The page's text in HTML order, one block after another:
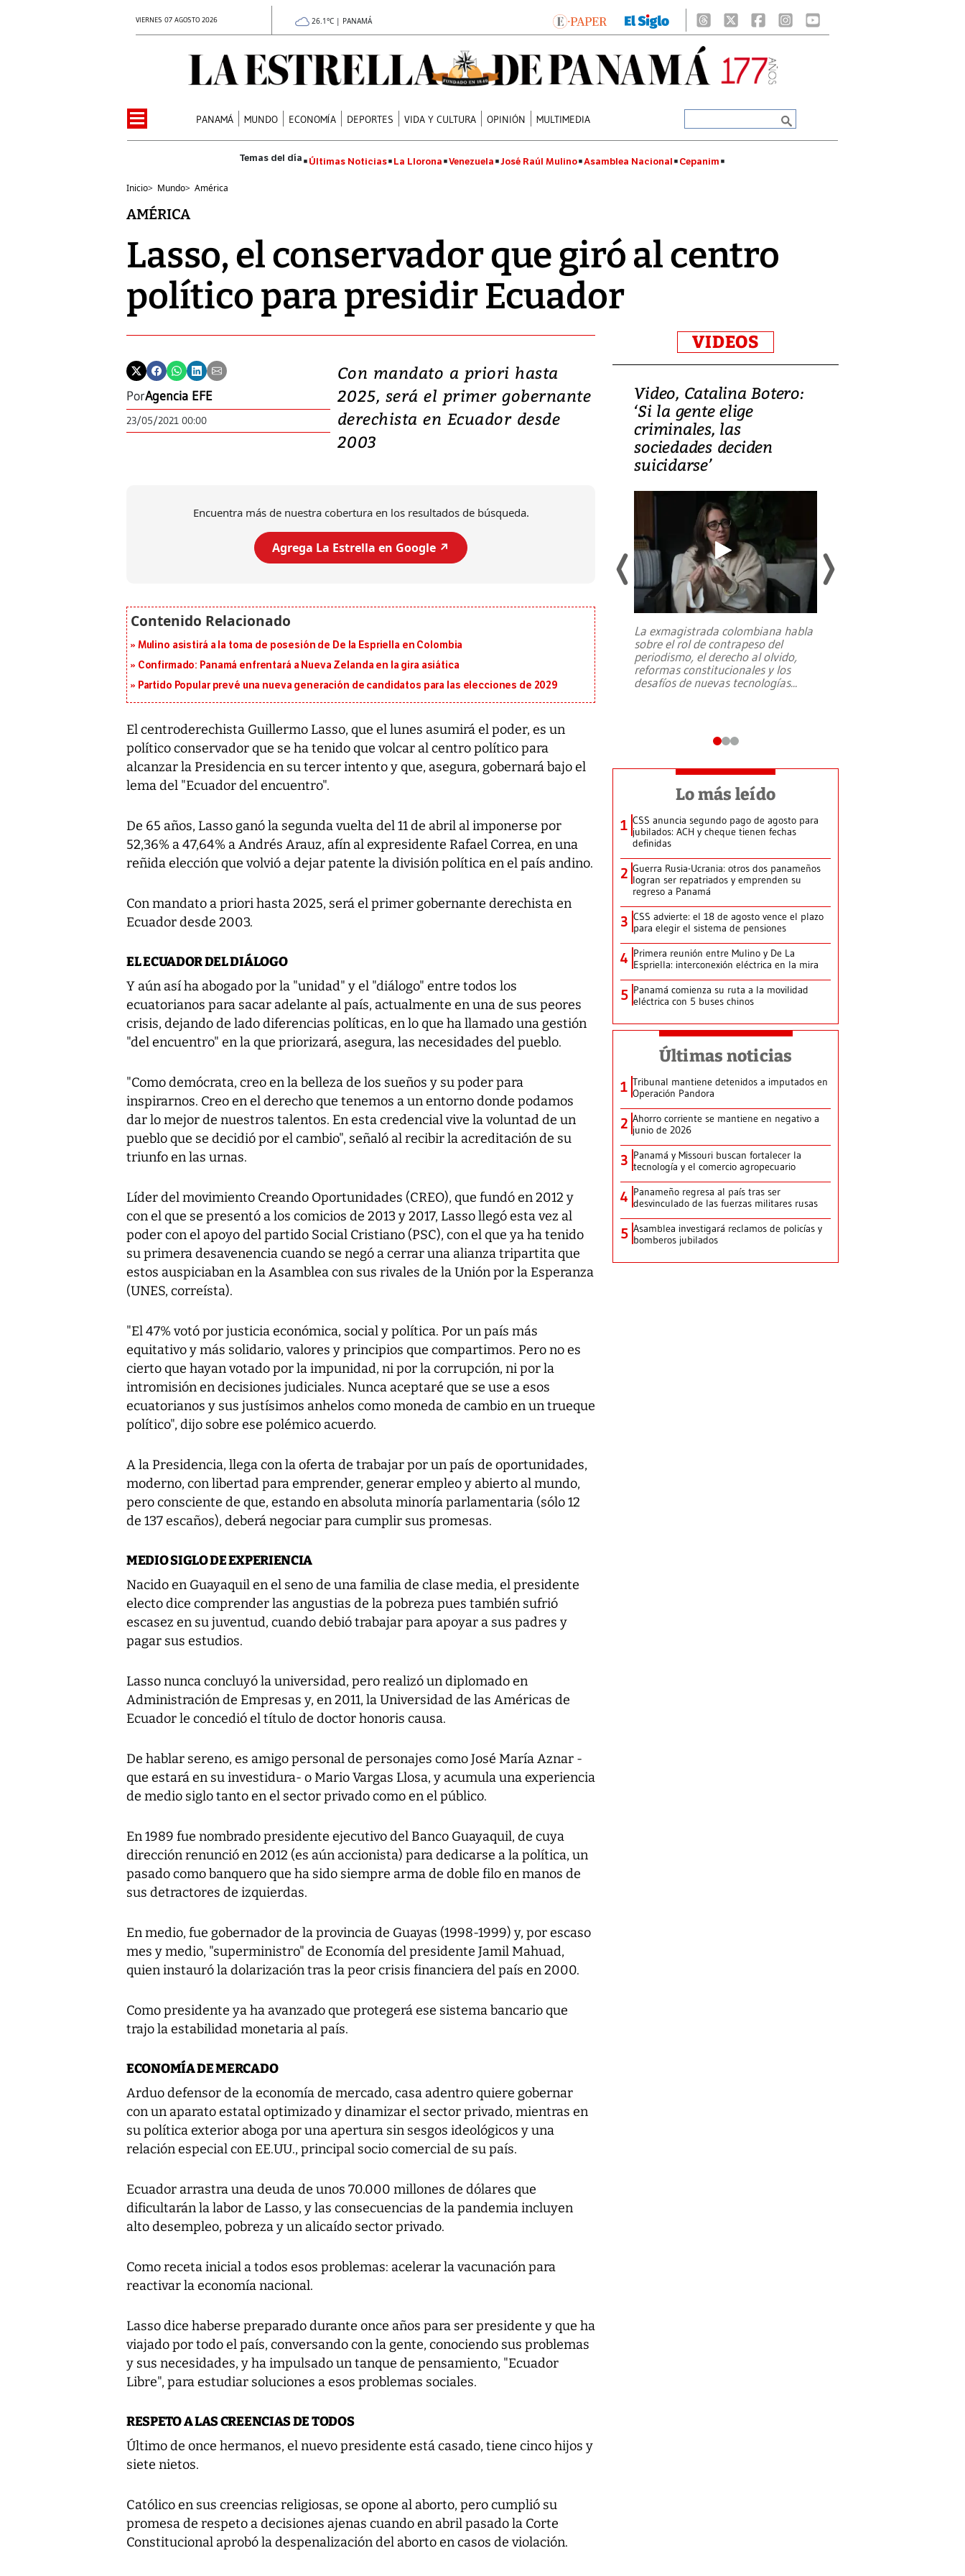
VIERNES 07 AGOSTO 2026 26.1°C | PANAMÁ
PANAMÁ MUNDO ECONOMÍA DEPORTES VIDA Y CULTURA OPINIÓN MULTIMEDIA
Últimas Noticias La Llorona Venezuela José Raúl Mulino Asamblea Nacional Cepanim
Inicio> Mundo> América
AMÉRICA
Lasso, el conservador que giró al centro
político para presidir Ecuador
PorAgencia EFE
23/05/2021 00:00
Con mandato a priori hasta
2025, será el primer gobernante
derechista en Ecuador desde
2003
Encuentra más de nuestra cobertura en los resultados de búsqueda.
Agrega La Estrella en Google ↗️
Mulino asistirá a la toma de posesión de De la Espriella en Colombia
Confirmado: Panamá enfrentará a Nueva Zelanda en la gira asiática
Partido Popular prevé una nueva generación de candidatos para las elecciones de 2029
El centroderechista Guillermo Lasso, que el lunes asumirá el poder, es un
político conservador que se ha tenido que volcar al centro político para
alcanzar la Presidencia en su tercer intento y que, asegura, gobernará bajo el
lema del "Ecuador del encuentro".
De 65 años, Lasso ganó la segunda vuelta del 11 de abril al imponerse por
52,36% a 47,64% a Andrés Arauz, afín al expresidente Rafael Correa, en una
reñida elección que volvió a dejar patente la división política en el país andino.
Con mandato a priori hasta 2025, será el primer gobernante derechista en
Ecuador desde 2003.
EL ECUADOR DEL DIÁLOGO
Y aún así ha abogado por la "unidad" y el "diálogo" entre todos los
ecuatorianos para sacar adelante al país, actualmente en una de sus peores
crisis, dejando de lado diferencias políticas, en lo que ha llamado una gestión
"del encuentro" en la que priorizará, asegura, las necesidades del pueblo.
"Como demócrata, creo en la belleza de los sueños y su poder para
inspirarnos. Creo en el derecho que tenemos a un entorno donde podamos
dar lo mejor de nuestros talentos. En esta credencial vive la voluntad de un
pueblo que se decidió por el cambio", señaló al recibir la acreditación de su
triunfo en las urnas.
Líder del movimiento Creando Oportunidades (CREO), que fundó en 2012 y
con el que se presentó a los comicios de 2013 y 2017, Lasso llegó esta vez al
poder con el apoyo del partido Social Cristiano (PSC), con el que ya ha tenido
su primera desavenencia cuando se negó a cerrar una alianza tripartita que
estos auspiciaban en la Asamblea con sus rivales de la Unión por la Esperanza
(UNES, correísta).
"El 47% votó por justicia económica, social y política. Por un país más
equitativo y más solidario, valores y principios que compartimos. Pero no es
cierto que hayan votado por la impunidad, ni por la corrupción, ni por la
intromisión en decisiones judiciales. Nunca aceptaré que se use a esos
ecuatorianos y sus justísimos anhelos como moneda de cambio en un trueque
político", dijo sobre ese polémico acuerdo.
A la Presidencia, llega con la oferta de trabajar por un país de oportunidades,
moderno, con libertad para emprender, generar empleo y abierto al mundo,
pero consciente de que, estando en absoluta minoría parlamentaria (sólo 12
de 137 escaños), deberá negociar para cumplir sus promesas.
MEDIO SIGLO DE EXPERIENCIA
Nacido en Guayaquil en el seno de una familia de clase media, el presidente
electo dice comprender las angustias de la pobreza pues también sufrió
escasez en su juventud, cuando debió trabajar para apoyar a sus padres y
pagar sus estudios.
Lasso nunca concluyó la universidad, pero realizó un diplomado en
Administración de Empresas y, en 2011, la Universidad de las Américas de
Ecuador le concedió el título de doctor honoris causa.
De hablar sereno, es amigo personal de personajes como José María Aznar -
que estará en su investidura- o Mario Vargas Llosa, y acumula una experiencia
de medio siglo tanto en el sector privado como en el público.
En 1989 fue nombrado presidente ejecutivo del Banco Guayaquil, de cuya
dirección renunció en 2012 (es aún accionista) para dedicarse a la política, un
pasado como banquero que ha sido siempre arma de doble filo en manos de
sus detractores de izquierdas.
En medio, fue gobernador de la provincia de Guayas (1998-1999) y, por escaso
mes y medio, "superministro" de Economía del presidente Jamil Mahuad,
quien instauró la dolarización tras la peor crisis financiera del país en 2000.
Como presidente ya ha avanzado que protegerá ese sistema bancario que
trajo la estabilidad monetaria al país.
ECONOMÍA DE MERCADO
Arduo defensor de la economía de mercado, casa adentro quiere gobernar
con un aparato estatal optimizado y dinamizar el sector privado, mientras en
su política exterior aboga por una apertura sin sesgos ideológicos y una
relación especial con EE.UU., principal socio comercial de su país.
Ecuador arrastra una deuda de unos 70.000 millones de dólares que
dificultarán la labor de Lasso, y las consecuencias de la pandemia incluyen
alto desempleo, pobreza y un alicaído sector privado.
Como receta inicial a todos esos problemas: acelerar la vacunación para
reactivar la economía nacional.
Lasso dice haberse preparado durante once años para ser presidente y que ha
viajado por todo el país, conversando con la gente, conociendo sus problemas
y sus necesidades, y ha impulsado un tanque de pensamiento, "Ecuador
Libre", para estudiar soluciones a esos problemas sociales.
RESPETO A LAS CREENCIAS DE TODOS
Último de once hermanos, el nuevo presidente está casado, tiene cinco hijos y
siete nietos.
Católico en sus creencias religiosas, se opone al aborto, pero cumplió su
promesa de respeto a decisiones ajenas cuando en abril pasado la Corte
Constitucional aprobó la despenalización del aborto en casos de violación.
VIDEOS
Video, Japón: Terremoto
deja heridos y graves
daños en Kumamoto
7,1 se registró este martes 28 de
emergencia de gran
Video, Catalina Botero:
‘Si la gente elige
criminales, las
sociedades deciden
suicidarse’
La exmagistrada colombiana habla
sobre el rol de contrapeso del
periodismo, el derecho al olvido,
reformas constitucionales y los
desafíos de nuevas tecnologías...
Lo más leído
1 CSS anuncia segundo pago de agosto para
jubilados: ACH y cheque tienen fechas
definidas
2 Guerra Rusia-Ucrania: otros dos panameños
logran ser repatriados y emprenden su
regreso a Panamá
3 CSS advierte: el 18 de agosto vence el plazo
para elegir el sistema de pensiones
4 Primera reunión entre Mulino y De La
Espriella: interconexión eléctrica en la mira
5 Panamá comienza su ruta a la movilidad
eléctrica con 5 buses chinos
Últimas noticias
1 Tribunal mantiene detenidos a imputados en
Operación Pandora
2 Ahorro corriente se mantiene en negativo a
junio de 2026
3 Panamá y Missouri buscan fortalecer la
tecnología y el comercio agropecuario
4 Panameño regresa al país tras ser
desvinculado de las fuerzas militares rusas
5 Asamblea investigará reclamos de policías y
bomberos jubilados